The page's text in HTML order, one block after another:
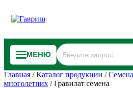
МЕНЮ
Главная /Каталог продукции /
многолетних /Гравилат семена